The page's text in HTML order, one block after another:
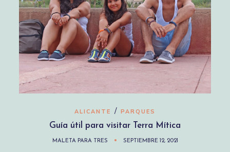
ALICANTE / PARQUES
Guía útil para visitar Terra Mítica
MALETA PARA TRES SEPTIEMBRE 12, 2021